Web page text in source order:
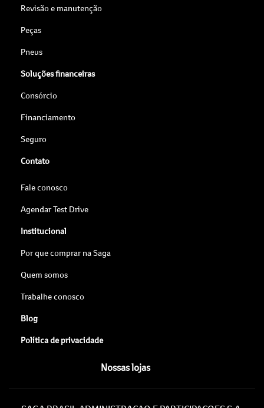
Revisão e manutenção
Peças
Pneus
Soluções financeiras
Consórcio
Financiamento
Seguro
Contato
Fale conosco
Agendar Test Drive
Institucional
Por que comprar na Saga
Quem somos
Trabalhe conosco
Blog
Política de privacidade
Nossas lojas